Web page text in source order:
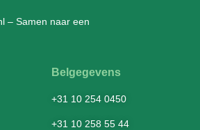
– Samen naar een
Belgegevens
+31 10 254 0450
+31 10 258 55 44